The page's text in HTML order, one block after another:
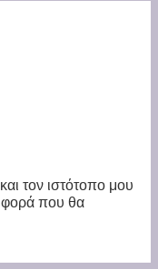
τον ιστότοπο μου
φορά που θα